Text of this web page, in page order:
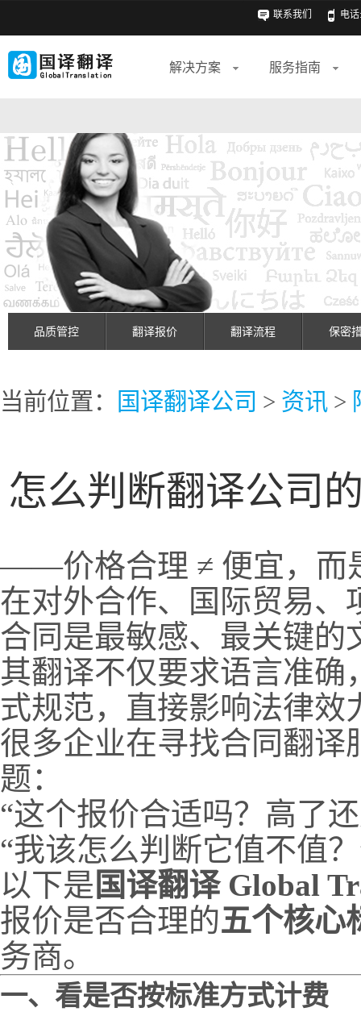
联系我们 电话
解决方案 服务指南
品质管控 翻译报价 翻译流程 保密
当前位置： 国译翻译公司 > 资讯 >
怎么判断翻译公司
——价格合理 ≠ 便宜，而
在对外合作、国际贸易、
合同是最敏感、最关键的
其翻译不仅要求语言准
式规范，直接影响法律效
很多企业在寻找合同翻译
题：
“这个报价合适吗？高了
“我该怎么判断它值不值
以下是 国译翻译 Global
报价是否合理的五个核心
务商。
一、看是否按标准方式计费